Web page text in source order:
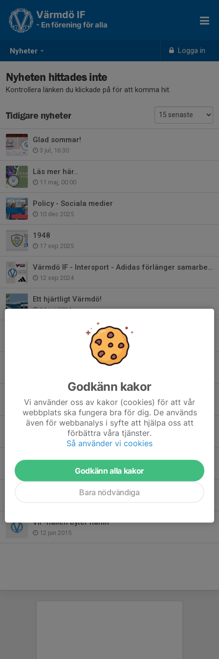
Nyheter Logga in
Värmdö IF
- En förening för alla
Nyheten hittades inte
Kontrollera länken du klickade på för att komma hit.
Tidigare nyheter
Glad sommar!
3 jul, 16:30
Läs mer här..
11 maj, 00:00
Policy - Sociala medier
10 dec 2025
1948
17 sep 2025
Värmdö IF - Intersport - Adidas förlänger samarbetet!
12 sep 2024
Ett hjärtligt Värmdö!
24 jun 2024
Bli medlem i Club 1948 - Värmdö IF:s Vänner
Värdegrundsambassadör - Värmdös viktigaste
27 dec 2023
Värmdö IF har sorg
17 apr 2023
Värmdö IF-familjen har sorg
Sommarfotbollsskolan en succé!
VIF-hallen byter namn
12 jun 2015
Godkänn kakor
Vi använder oss av kakor (cookies) för att vår
webbplats ska fungera bra för dig. De används
även för webbanalys i syfte att hjälpa oss att
förbättra våra tjänster.
Så använder vi cookies
Godkänn alla kakor
Bara nödvändiga